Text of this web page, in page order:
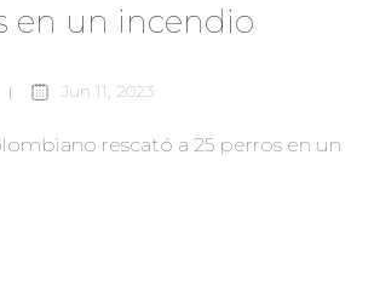
en un incendio
Jun 11, 2023